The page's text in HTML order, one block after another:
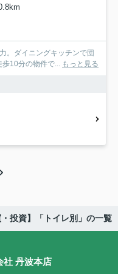
。ダイニングキッチンで団
10分の物件で... もっと見る
・投資】「トイレ別」の一覧
社 丹波本店